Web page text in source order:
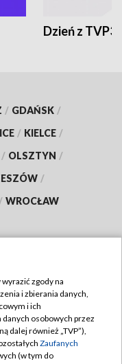
Dzień z TVP3
/ GDAŃSK /
/ KIELCE /
/ OLSZTYN /
/
/ WROCŁAW
zgody na
i zbierania danych,
i ich
osobowych przez
dalej również „TVP”),
Zaufanych
(w tym do